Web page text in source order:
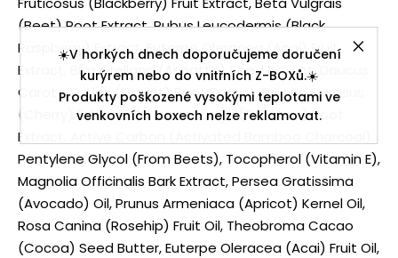
☀️V horkých dnech doporučujeme doručení
kurýrem nebo do vnitřních Z-BOXů.☀️
Produkty poškozené vysokými teplotami ve
venkovních boxech nelze reklamovat.
(Beet) Root Extract, Rubus Leucodermis (Black
Raspberry) Extract, Euterpe Oleracea (Acai) Fruit
Extract, Bixa Orellana (Annatto) Seed Extract, Daucus
Carota Sativa (Carrot) Root Extract, Prunus Cerasus
(Cherry) Extract, Curcuma Longa (Turmeric) Root
Extract, Active Carbon (Activated Bamboo Charcoal),
Pentylene Glycol (From Beets), Tocopherol (Vitamin E),
Magnolia Officinalis Bark Extract, Persea Gratissima
(Avocado) Oil, Prunus Armeniaca (Apricot) Kernel Oil,
Rosa Canina (Rosehip) Fruit Oil, Theobroma Cacao
(Cocoa) Seed Butter, Euterpe Oleracea (Acai) Fruit Oil,